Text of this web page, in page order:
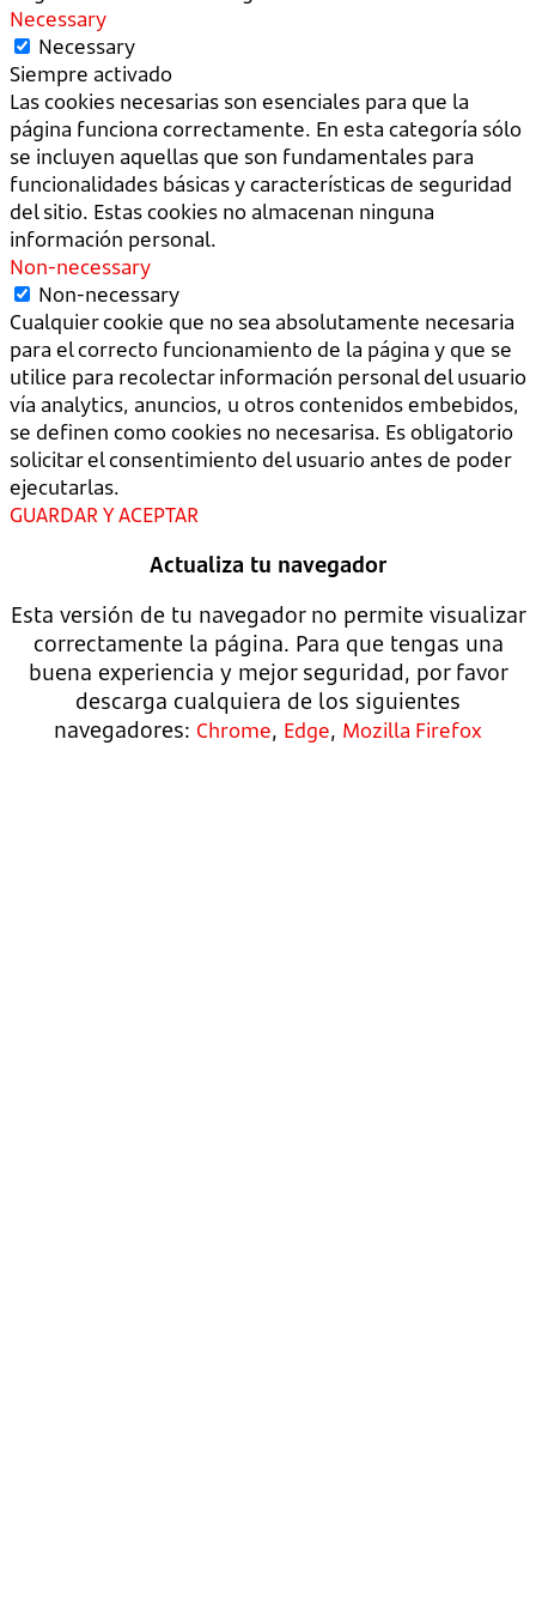
Necessary
Necessary
Siempre activado
Las cookies necesarias son esenciales para que la
página funciona correctamente. En esta categoría sólo
se incluyen aquellas que son fundamentales para
funcionalidades básicas y características de seguridad
del sitio. Estas cookies no almacenan ninguna
información personal.
Non-necessary
Non-necessary
Cualquier cookie que no sea absolutamente necesaria
para el correcto funcionamiento de la página y que se
utilice para recolectar información personal del usuario
vía analytics, anuncios, u otros contenidos embebidos,
se definen como cookies no necesarisa. Es obligatorio
solicitar el consentimiento del usuario antes de poder
ejecutarlas.
GUARDAR Y ACEPTAR
Actualiza tu navegador
Esta versión de tu navegador no permite visualizar
correctamente la página. Para que tengas una
buena experiencia y mejor seguridad, por favor
descarga cualquiera de los siguientes
navegadores: Chrome, Edge, Mozilla Firefox